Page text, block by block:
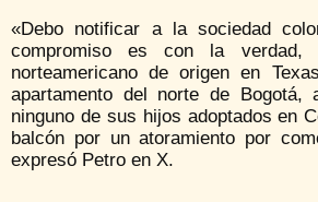
«Debo notificar a la sociedad
compromiso es con la verdad,
norteamericano de origen en
apartamento del norte de Bogotá,
ninguno de sus hijos adoptados en
balcón por un atoramiento por
expresó Petro en X.